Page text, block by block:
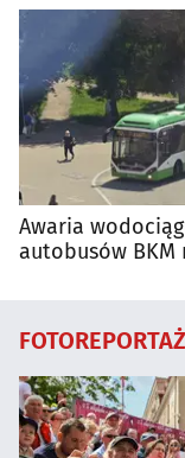
Awaria
autobusów BKM